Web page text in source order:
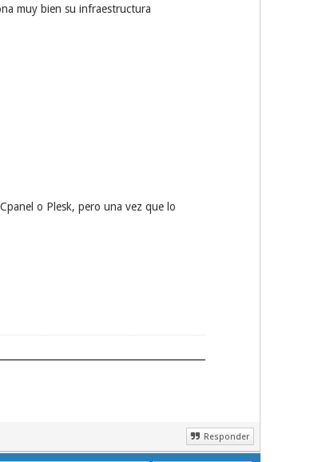
muy bien su infraestructura
o Plesk, pero una vez que lo
Responder